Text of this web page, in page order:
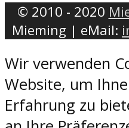
© 2010 - 2020
Mieming | eMail:
Wir verwenden
Website, um
Erfahrung zu